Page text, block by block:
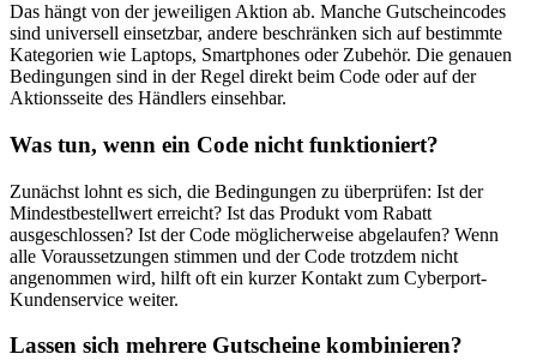
Das hängt von der jeweiligen Aktion ab. Manche Gutscheincodes
sind universell einsetzbar, andere beschränken sich auf bestimmte
Kategorien wie Laptops, Smartphones oder Zubehör. Die genauen
Bedingungen sind in der Regel direkt beim Code oder auf der
Aktionsseite des Händlers einsehbar.
Was tun, wenn ein Code nicht funktioniert?
Zunächst lohnt es sich, die Bedingungen zu überprüfen: Ist der
Mindestbestellwert erreicht? Ist das Produkt vom Rabatt
ausgeschlossen? Ist der Code möglicherweise abgelaufen? Wenn
alle Voraussetzungen stimmen und der Code trotzdem nicht
angenommen wird, hilft oft ein kurzer Kontakt zum Cyberport-
Kundenservice weiter.
Lassen sich mehrere Gutscheine kombinieren?